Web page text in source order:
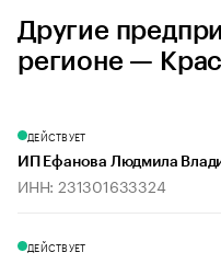
Другие
регионе —
ДЕЙСТВУЕТ
ИП Ефанова Людмила
ИНН: 231301633324
ДЕЙСТВУЕТ